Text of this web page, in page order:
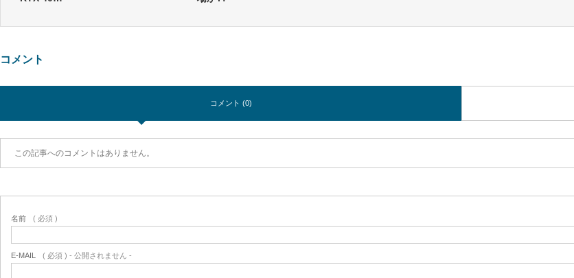
コメント
コメント (0)
この記事へのコメントはありません。
名前 ( 必須 )
E-MAIL ( 必須 ) - 公開されません -